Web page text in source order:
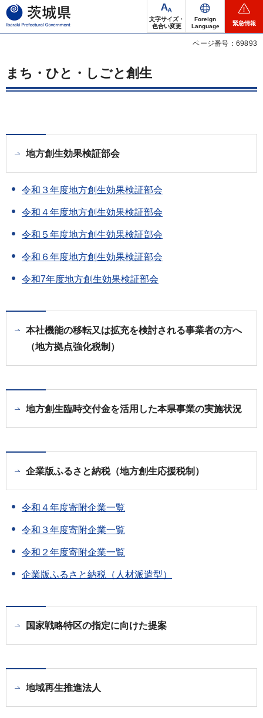
茨城県
文字サイズ・
色合い変更
Foreign
Language
緊急情報
ページ番号：69893
まち・ひと・しごと創生
地方創生効果検証部会
令和３年度地方創生効果検証部会
令和４年度地方創生効果検証部会
令和５年度地方創生効果検証部会
令和６年度地方創生効果検証部会
令和7年度地方創生効果検証部会
本社機能の移転又は拡充を検討される事業者の方へ
（地方拠点強化税制）
地方創生臨時交付金を活用した本県事業の実施状況
企業版ふるさと納税（地方創生応援税制）
令和４年度寄附企業一覧
令和３年度寄附企業一覧
令和２年度寄附企業一覧
企業版ふるさと納税（人材派遣型）
国家戦略特区の指定に向けた提案
地域再生推進法人